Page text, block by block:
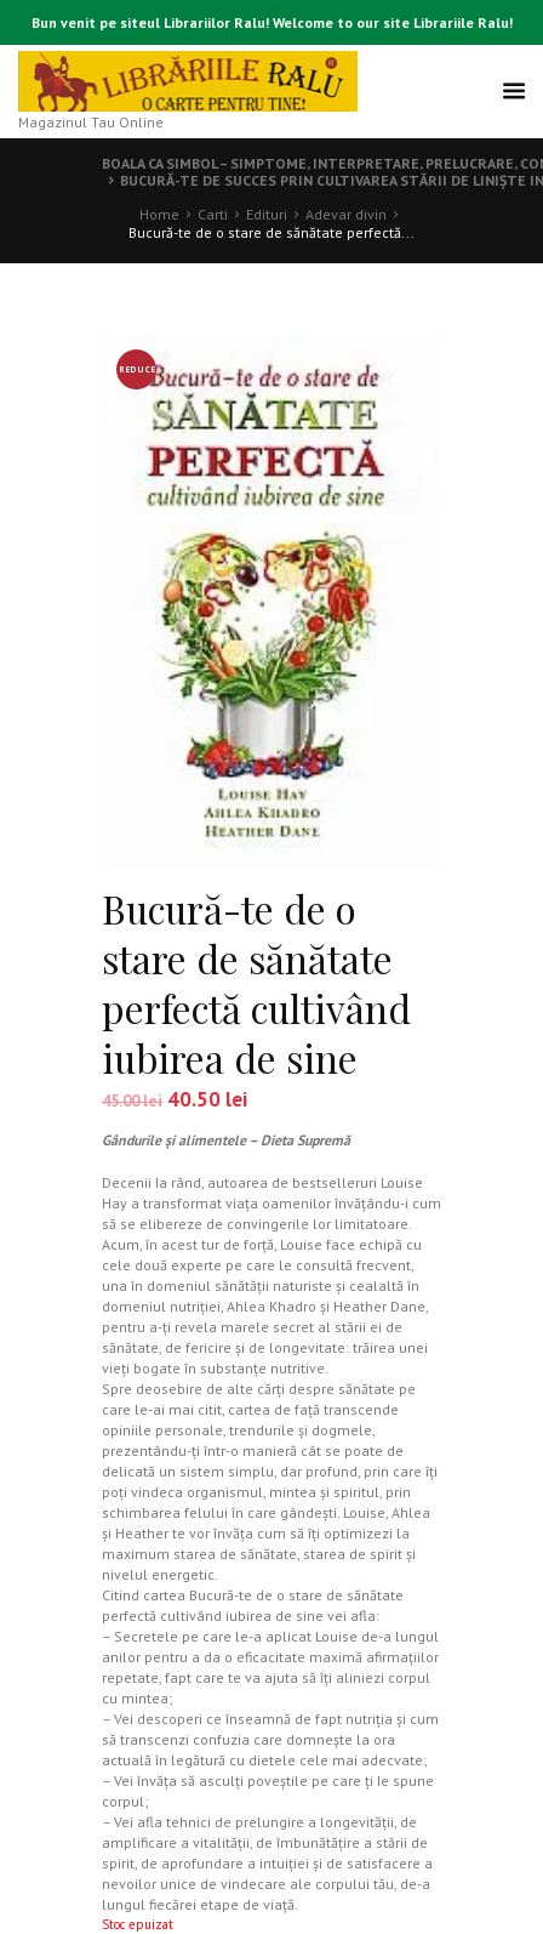
Bun venit pe siteul Librariilor Ralu! Welcome to our site Librariile Ralu!
Magazinul Tau Online
BOALA CA SIMBOL – SIMPTOME, INTERPRETARE, PRELUCRARE,
BUCURĂ-TE DE SUCCES PRIN CULTIVAREA STĂRII DE LINIŞTE
Home
Carti Edituri
Adevar divin
Bucură-te de o stare de sănătate perfectă...
REDUCE
Bucură-te de o
stare de sănătate
perfectă cultivând
iubirea de sine
45.00lei 40.50 lei
Gândurile şi alimentele – Dieta Supremă
Decenii Ia rând, autoarea de bestselleruri Louise
Hay a transformat viaţa oamenilor învăţându-i cum
să se elibereze de convingerile lor limitatoare.
Acum, în acest tur de forţă, Louise face echipă cu
cele două experte pe care le consultă frecvent,
una în domeniul sănătăţii naturiste şi cealaltă în
domeniul nutriţiei, Ahlea Khadro şi Heather Dane,
pentru a-ţi revela marele secret al stării ei de
sănătate, de fericire şi de longevitate: trăirea unei
vieţi bogate în substanţe nutritive.
Spre deosebire de alte cărţi despre sănătate pe
care le-ai mai citit, cartea de faţă transcende
opiniile personale, trendurile şi dogmele,
prezentându-ţi într-o manieră cât se poate de
delicată un sistem simplu, dar profund, prin care îţi
poţi vindeca organismul, mintea şi spiritul, prin
schimbarea felului în care gândeşti. Louise, Ahlea
şi Heather te vor învăţa cum să îţi optimizezi la
maximum starea de sănătate, starea de spirit şi
nivelul energetic.
Citind cartea Bucură-te de o stare de sănătate
perfectă cultivând iubirea de sine vei afla:
– Secretele pe care le-a aplicat Louise de-a lungul
anilor pentru a da o eficacitate maximă afirmaţiilor
repetate, fapt care te va ajuta să îţi aliniezi corpul
cu mintea;
– Vei descoperi ce înseamnă de fapt nutriţia şi cum
să transcenzi confuzia care domneşte la ora
actuală în legătură cu dietele cele mai adecvate;
– Vei învăţa să asculţi poveştile pe care ţi Ie spune
corpul;
– Vei afla tehnici de prelungire a longevităţii, de
amplificare a vitalităţii, de îmbunătăţire a stării de
spirit, de aprofundare a intuiţiei şi de satisfacere a
nevoilor unice de vindecare ale corpului tău, de-a
lungul fiecărei etape de viaţă.
Stoc epuizat